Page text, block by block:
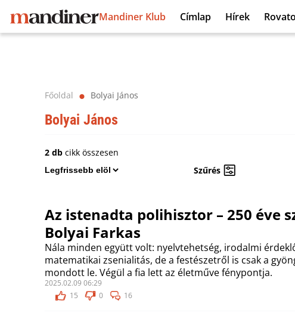
Mandiner Klub Címlap Hírek
Főoldal ⬤ Bolyai János
Bolyai János
2 db cikk összesen
Szűrés
Az istenadta polihisztor – 250 éve
Bolyai Farkas
Nála minden együtt volt: nyelvtehetség, irodalmi
matematikai zsenialitás, de a festészetről is csak a
mondott le. Végül a fia lett az életműve fénypontja.
2025.02.09 06:29
15
0 16